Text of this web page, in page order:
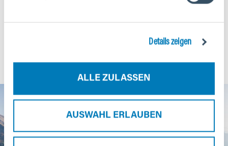
Details zeigen
ALLE ZULASSEN
AUSWAHL ERLAUBEN
geschmeidigen und geräuscharmen Performance bietet er ein